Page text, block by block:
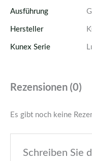
Ausführung
Hersteller
Kunex Serie
Rezensionen (0)
Es gibt noch keine
Schreiben Sie